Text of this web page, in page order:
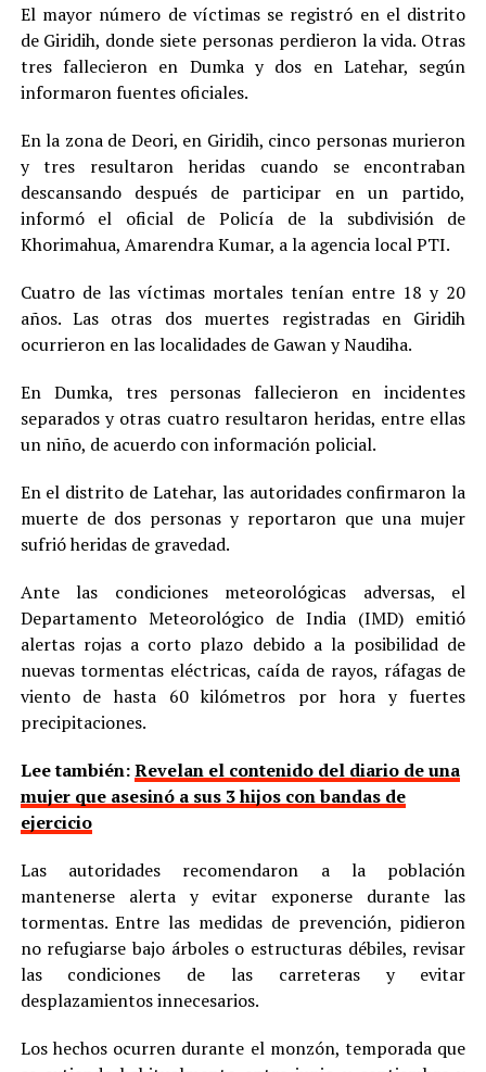
El mayor número de víctimas se registró en el distrito
de Giridih, donde siete personas perdieron la vida. Otras
tres fallecieron en Dumka y dos en Latehar, según
informaron fuentes oficiales.
En la zona de Deori, en Giridih, cinco personas murieron
y tres resultaron heridas cuando se encontraban
descansando después de participar en un partido,
informó el oficial de Policía de la subdivisión de
Khorimahua, Amarendra Kumar, a la agencia local PTI.
Cuatro de las víctimas mortales tenían entre 18 y 20
años. Las otras dos muertes registradas en Giridih
ocurrieron en las localidades de Gawan y Naudiha.
En Dumka, tres personas fallecieron en incidentes
separados y otras cuatro resultaron heridas, entre ellas
un niño, de acuerdo con información policial.
En el distrito de Latehar, las autoridades confirmaron la
muerte de dos personas y reportaron que una mujer
sufrió heridas de gravedad.
Ante las condiciones meteorológicas adversas, el
Departamento Meteorológico de India (IMD) emitió
alertas rojas a corto plazo debido a la posibilidad de
nuevas tormentas eléctricas, caída de rayos, ráfagas de
viento de hasta 60 kilómetros por hora y fuertes
precipitaciones.
Lee también:Revelan el contenido del diario de una
mujer que asesinó a sus 3 hijos con bandas de
ejercicio
Las autoridades recomendaron a la población
mantenerse alerta y evitar exponerse durante las
tormentas. Entre las medidas de prevención, pidieron
no refugiarse bajo árboles o estructuras débiles, revisar
las condiciones de las carreteras y evitar
desplazamientos innecesarios.
Los hechos ocurren durante el monzón, temporada que